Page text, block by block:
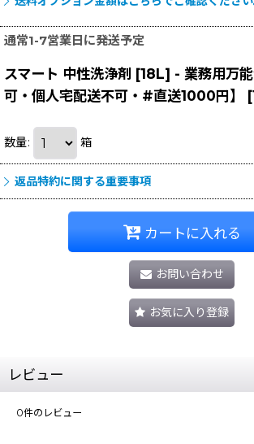
通常1-7営業日に発送予定
スマート 中性洗浄剤 [18L] - 業務用万
可・個人宅配送不可・#直送1000円】
[
数量: 箱
返品特約に関する重要事項
カートに入れる
お問い合わせ
お気に入り登録
レビュー
0件のレビュー